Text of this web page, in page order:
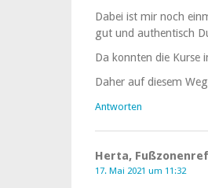
Dabei ist mir noch
gut und authentisch
Da konnten die Kurse
Daher auf diesem
Antworten
Herta,
17. Mai 2021 um 11:32